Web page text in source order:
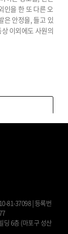
인을 한 또 다른 오
은 안정을, 들고 있
이외에도 사원의
81-37098 | 등록번
딩 6층 (마포구 성산